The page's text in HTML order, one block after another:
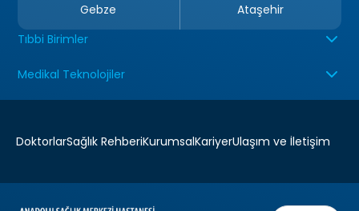
Gebze
Ataşehir
Tıbbi Birimler
Medikal Teknolojiler
DoktorlarSağlık RehberiKurumsalKariyerUlaşım ve İletişim